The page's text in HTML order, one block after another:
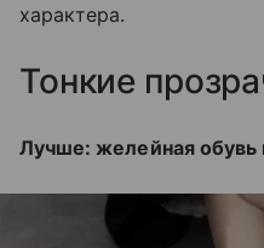
характера.
Тонкие
Лучше: желейная обувь